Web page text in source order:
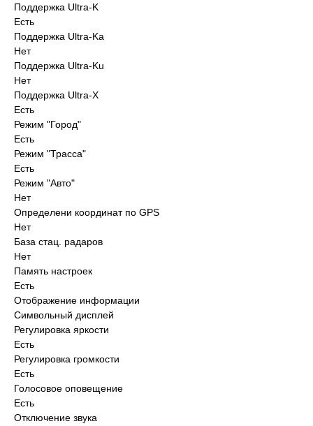
Поддержка Ultra-K
Есть
Поддержка Ultra-Ka
Нет
Поддержка Ultra-Ku
Нет
Поддержка Ultra-X
Есть
Режим "Город"
Есть
Режим "Трасса"
Есть
Режим "Авто"
Нет
Определени координат по GPS
Нет
База стац. радаров
Нет
Память настроек
Есть
Отображение информации
Символьный дисплей
Регулировка яркости
Есть
Регулировка громкости
Есть
Голосовое оповещение
Есть
Отключение звука